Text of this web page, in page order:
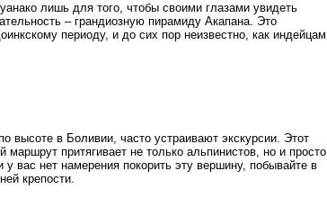
лишь для того, чтобы своими глазами увидеть
– грандиозную пирамиду Акапана. Это
периоду, и до сих пор неизвестно, как индейцам
высоте в Боливии, часто устраивают экскурсии. Этот
маршрут притягивает не только альпинистов, но и просто
вас нет намерения покорить эту вершину, побывайте в
крепости.